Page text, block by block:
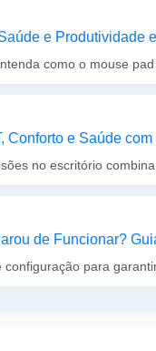
e Produtividade
como o mouse
Conforto e Saúde
no escritório
de Funcionar?
configuração para